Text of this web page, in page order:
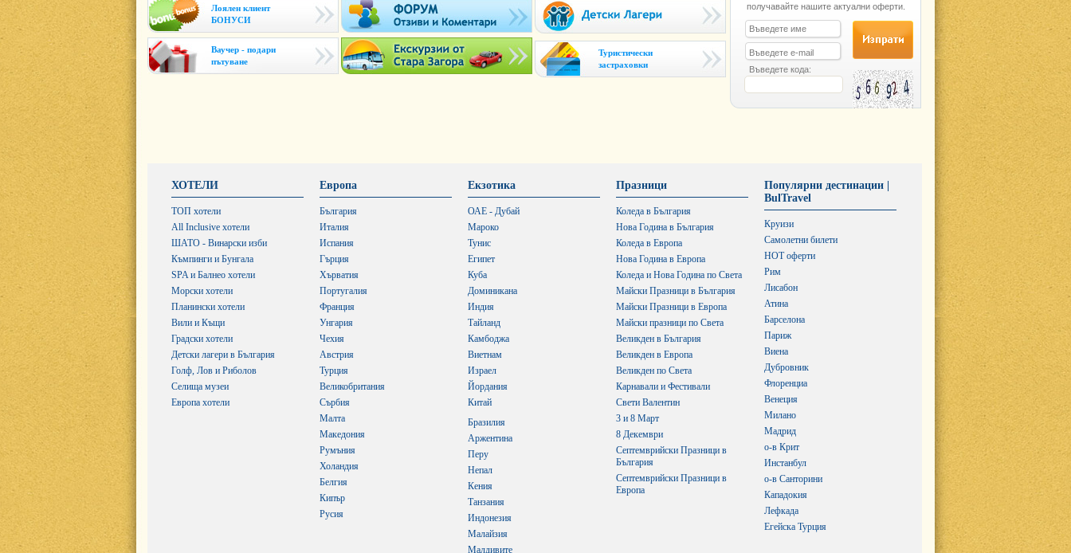
Лоялен клиент
БОНУСИ
Ваучер - подари
пътуване
Туристически
застраховки
получавайте нашите актуални оферти.
Въведете кода:
ХОТЕЛИ
ТОП хотели
All Inclusive хотели
ШАТО - Винарски изби
Къмпинги и Бунгала
SPA и Балнео хотели
Морски хотели
Планински хотели
Вили и Къщи
Градски хотели
Детски лагери в България
Голф, Лов и Риболов
Селища музеи
Европа хотели
Европа
България
Италия
Испания
Гърция
Хърватия
Португалия
Франция
Унгария
Чехия
Австрия
Турция
Великобритания
Сърбия
Малта
Македония
Румъния
Холандия
Белгия
Кипър
Русия
Екзотика
ОАЕ - Дубай
Мароко
Тунис
Египет
Куба
Доминикана
Индия
Тайланд
Камбоджа
Виетнам
Израел
Йордания
Китай
Бразилия
Аржентина
Перу
Непал
Кения
Танзания
Индонезия
Малайзия
Малдивите
Празници
Коледа в България
Нова Година в България
Коледа в Европа
Нова Година в Европа
Коледа и Нова Година по Света
Майски Празници в България
Майски Празници в Европа
Майски празници по Света
Великден в България
Великден в Европа
Великден по Света
Карнавали и Фестивали
Свети Валентин
3 и 8 Март
8 Декември
Септемврийски Празници в
България
Септемврийски Празници в
Европа
Популярни дестинации |
BulTravel
Круизи
Самолетни билети
HOT оферти
Рим
Лисабон
Атина
Барселона
Париж
Виена
Дубровник
Флоренциа
Венеция
Милано
Мадрид
о-в Крит
Инстанбул
о-в Санторини
Кападокия
Лефкада
Егейска Турция